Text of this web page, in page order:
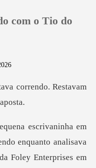
com o Tio do
ava correndo. Restavam
enquanto analisava